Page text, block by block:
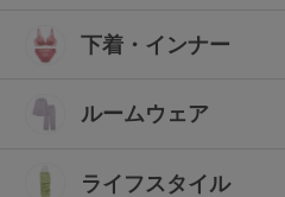
下着・インナー
ルームウェア
ライフスタイル